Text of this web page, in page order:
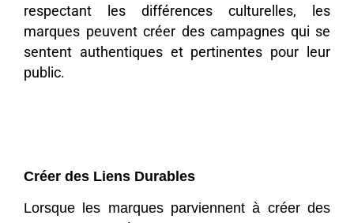
respectant les différences culturelles, les
marques peuvent créer des campagnes qui se
sentent authentiques et pertinentes pour leur
public.
Créer des Liens Durables
Lorsque les marques parviennent à créer des